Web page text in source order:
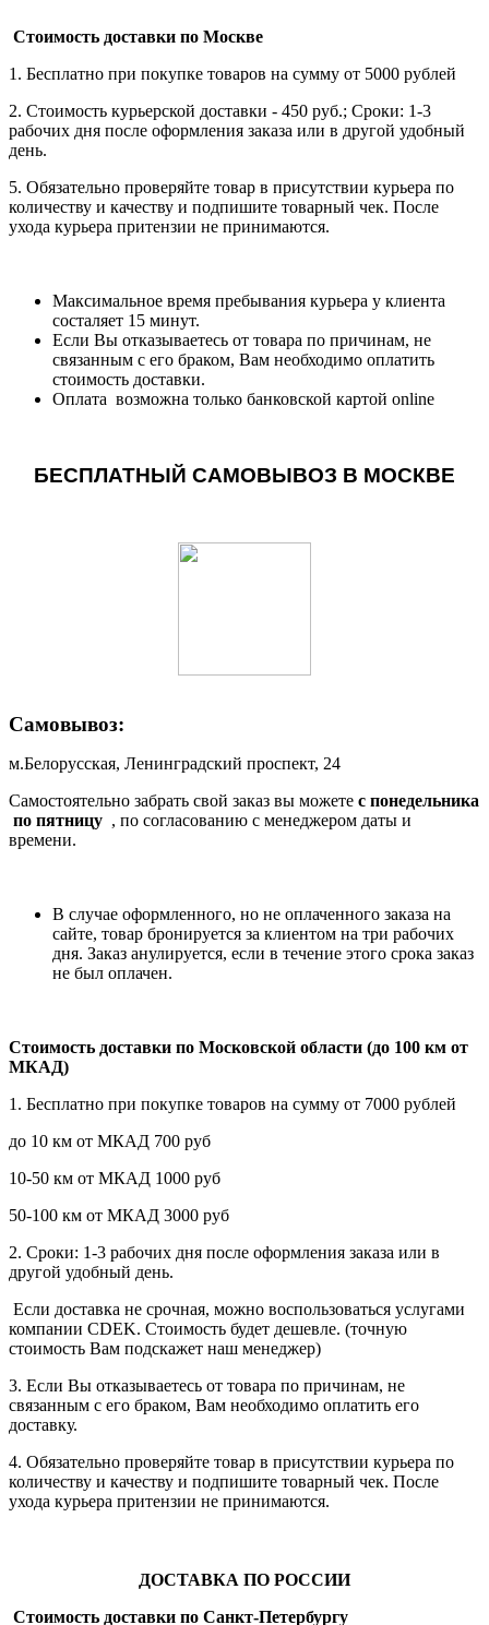
Стоимость доставки по Москве
1. Бесплатно при покупке товаров на сумму от 5000 рублей
2. Стоимость курьерской доставки - 450 руб.; Сроки: 1-3
рабочих дня после оформления заказа или в другой удобный
день.
5. Обязательно проверяйте товар в присутствии курьера по
количеству и качеству и подпишите товарный чек. После
ухода курьера притензии не принимаются.
Максимальное время пребывания курьера у клиента
состаляет 15 минут.
Если Вы отказываетесь от товара по причинам, не
связанным с его браком, Вам необходимо оплатить
стоимость доставки.
Оплата возможна только банковской картой online
БЕСПЛАТНЫЙ САМОВЫВОЗ В МОСКВЕ
Самовывоз:
м.Белорусская, Ленинградский проспект, 24
Самостоятельно забрать свой заказ вы можете c понедельника
по пятницу , по согласованию с менеджером даты и
времени.
В случае оформленного, но не оплаченного заказа на
сайте, товар бронируется за клиентом на три рабочих
дня. Заказ анулируется, если в течение этого срока заказ
не был оплачен.
Стоимость доставки по Московской области (до 100 км от
МКАД)
1. Бесплатно при покупке товаров на сумму от 7000 рублей
до 10 км от МКАД 700 руб
10-50 км от МКАД 1000 руб
50-100 км от МКАД 3000 руб
2. Сроки: 1-3 рабочих дня после оформления заказа или в
другой удобный день.
Если доставка не срочная, можно воспользоваться услугами
компании СDEK. Стоимость будет дешевле. (точную
стоимость Вам подскажет наш менеджер)
3. Если Вы отказываетесь от товара по причинам, не
связанным с его браком, Вам необходимо оплатить его
доставку.
4. Обязательно проверяйте товар в присутствии курьера по
количеству и качеству и подпишите товарный чек. После
ухода курьера притензии не принимаются.
ДОСТАВКА ПО РОССИИ
Стоимость доставки по Санкт-Петербургу